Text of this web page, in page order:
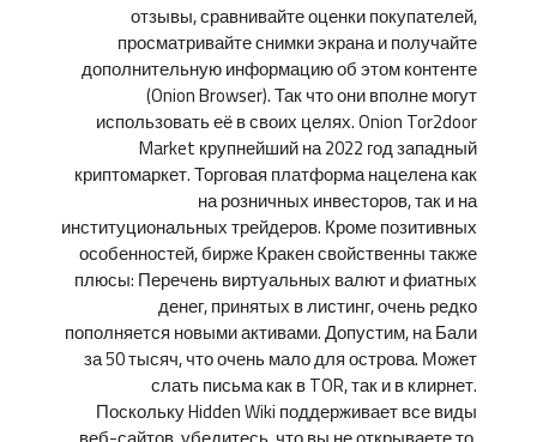
отзывы, сравнивайте оценки покупателей,
просматривайте снимки экрана и получайте
дополнительную информацию об этом контенте
(Onion Browser). Так что они вполне могут
использовать её в своих целях. Onion Tor2door
Market крупнейший на 2022 год западный
криптомаркет. Торговая платформа нацелена как
на розничных инвесторов, так и на
институциональных трейдеров. Кроме позитивных
особенностей, бирже Кракен свойственны также
плюсы: Перечень виртуальных валют и фиатных
денег, принятых в листинг, очень редко
пополняется новыми активами. Допустим, на Бали
за 50 тысяч, что очень мало для острова. Может
слать письма как в TOR, так и в клирнет.
Поскольку Hidden Wiki поддерживает все виды